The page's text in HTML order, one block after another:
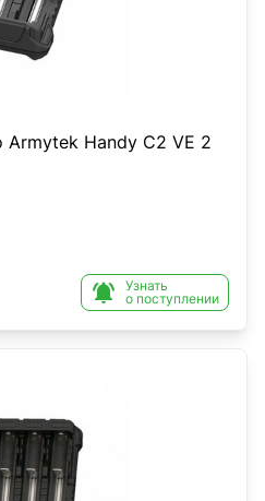
Armytek Handy C2 VE 2

Узнать
о поступлении